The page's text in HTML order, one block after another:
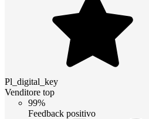
Pl_digital_key
Venditore top
99%
Feedback positivo